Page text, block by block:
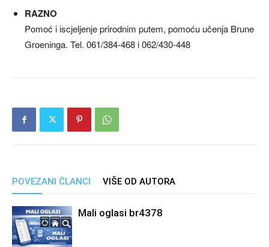
RAZNO
Pomoć i iscjeljenje prirodnim putem, pomoću učenja Brune
Groeninga. Tel. 061/384-468 i 062/430-448
POVEZANI ČLANCI VIŠE OD AUTORA
Mali oglasi br4378